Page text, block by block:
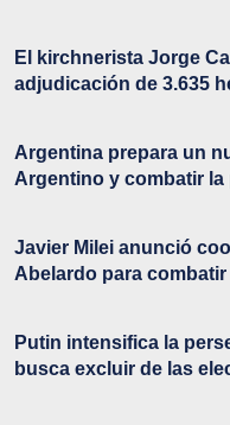
El kirchnerista Jorge
adjudicación de 3.635
Argentina prepara un
Argentino y combatir la
Javier Milei anunció
Abelardo para
Putin intensifica la
busca excluir de las